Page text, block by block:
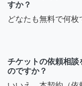
すか？
どなたも無料で何枚
チケットの依頼相談
のですか？